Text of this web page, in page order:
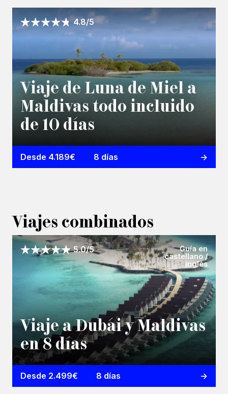
4.8/5
Viaje de Luna de Miel a
Maldivas todo incluido
de 10 días
Desde 4.189€ 8 días
Viajes combinados
5.0/5
Guía en
castellano /
inglés
Viaje a Dubái y Maldivas
en 8 días
Desde 2.499€ 8 días